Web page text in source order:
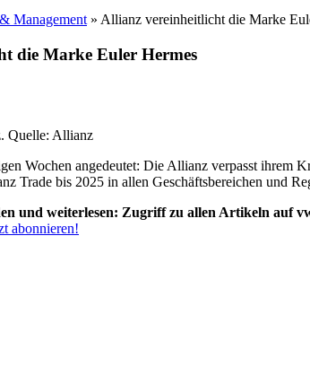
Management » Allianz vereinheitlicht die Marke
die Marke Euler Hermes
Quelle: Allianz
Wochen angedeutet: Die Allianz verpasst ihrem
Trade bis 2025 in allen Geschäftsbereichen und
und weiterlesen: Zugriff zu allen Artikeln auf
abonnieren!